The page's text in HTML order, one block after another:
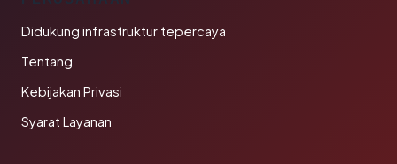
Didukung infrastruktur tepercaya
Tentang
Kebijakan Privasi
Syarat Layanan